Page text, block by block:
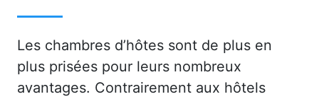
Les chambres d’hôtes sont de plus en
plus prisées pour leurs nombreux
avantages. Contrairement aux hôtels